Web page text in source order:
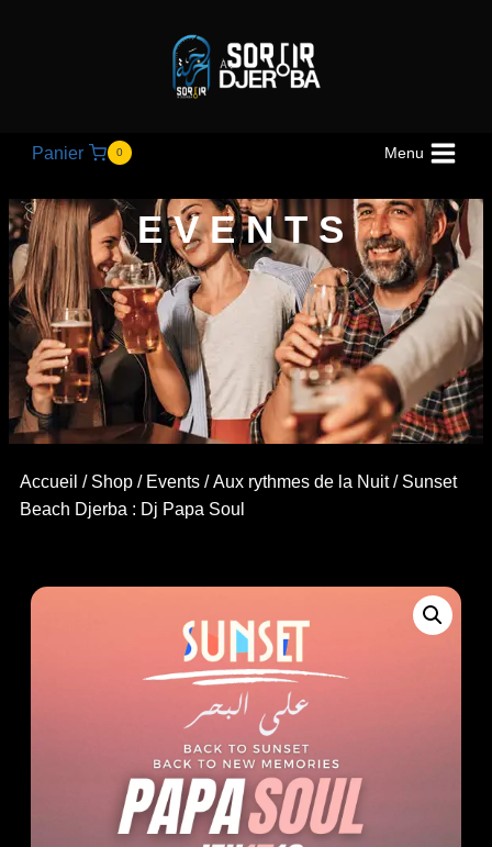
Panier 0 Menu
EVENTS
Accueil / Shop / Events /Aux rythmes de la Nuit/ Sunset
Beach Djerba : Dj Papa Soul